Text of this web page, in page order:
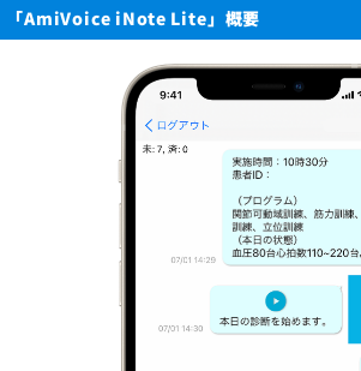
「AmiVoice iNote Lite」概要